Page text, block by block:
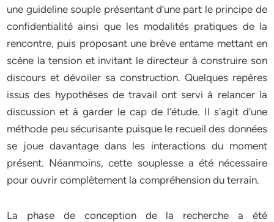
une guideline souple présentant d’une part le principe de
confidentialité ainsi que les modalités pratiques de la
rencontre, puis proposant une brève entame mettant en
scène la tension et invitant le directeur à construire son
discours et dévoiler sa construction. Quelques repères
issus des hypothèses de travail ont servi à relancer la
discussion et à garder le cap de l’étude. Il s’agit d’une
méthode peu sécurisante puisque le recueil des données
se joue davantage dans les interactions du moment
présent. Néanmoins, cette souplesse a été nécessaire
pour ouvrir complètement la compréhension du terrain.
La phase de conception de la recherche a été